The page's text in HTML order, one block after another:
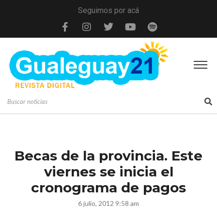
Seguimos por acá
Becas de la provincia. Este
viernes se inicia el
cronograma de pagos
6 julio, 2012 9:58 am